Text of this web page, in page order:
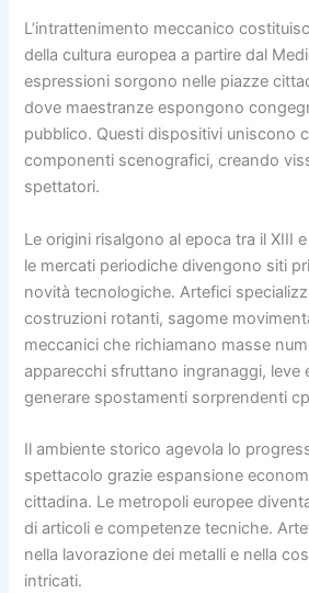
L’intrattenimento meccanico
della cultura europea a partire dal
espressioni sorgono nelle piazze
dove maestranze espongono
pubblico. Questi dispositivi uniscono
componenti scenografici, creando
spettatori.
Le origini risalgono al epoca tra il XIII
le mercati periodiche divengono siti
novità tecnologiche. Artefici
costruzioni rotanti, sagome
meccanici che richiamano masse
apparecchi sfruttano ingranaggi, leve
generare spostamenti sorprendenti
Il ambiente storico agevola lo
spettacolo grazie espansione
cittadina. Le metropoli europee
di articoli e competenze tecniche.
nella lavorazione dei metalli e nella
intricati.